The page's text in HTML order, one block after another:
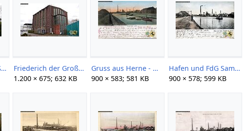
Friederich der Große 1+2 265 Gerd Storm 20151129.jpg
Friederich der Große 1+2 267 Gerd Storm 20151129.jpg
1.200 × 675; 632 KB
Gruss aus Herne - Hafen und FdG Sammlung Bernd Ellerbrock.jpg
900 × 583; 581 KB
Hafen und FdG Sammlung Bernd Ellerbrock oJ.jpg
900 × 578; 599 KB